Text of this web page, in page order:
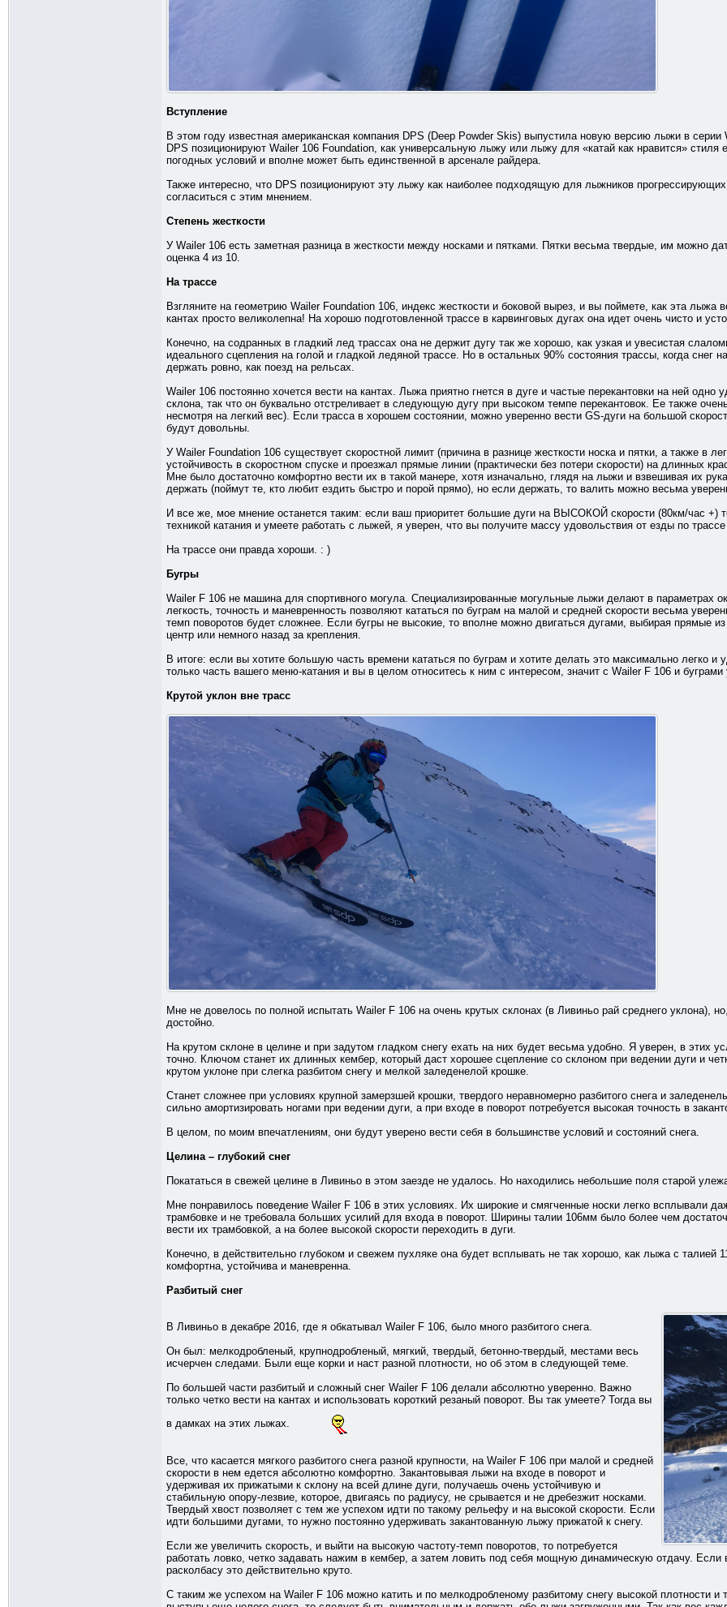
Вступление
В этом году известная американская компания DPS (Deep Powder Skis) выпустила новую версию лыжи в серии
DPS позиционируют Wailer 106 Foundation, как универсальную лыжу или лыжу для «катай как нравится»
погодных условий и вполне может быть единственной в арсенале райдера.
Также интересно, что DPS позиционируют эту лыжу как наиболее подходящую для лыжников
согласиться с этим мнением.
Степень жесткости
У Wailer 106 есть заметная разница в жесткости между носками и пятками. Пятки весьма твердые, им можно
оценка 4 из 10.
На трассе
Взгляните на геометрию Wailer Foundation 106, индекс жесткости и боковой вырез, и вы поймете, как эта
кантах просто великолепна! На хорошо подготовленной трассе в карвинговых дугах она идет очень чисто и
Конечно, на содранных в гладкий лед трассах она не держит дугу так же хорошо, как узкая и увесистая
идеального сцепления на голой и гладкой ледяной трассе. Но в остальных 90% состояния трассы, когда снег
держать ровно, как поезд на рельсах.
Wailer 106 постоянно хочется вести на кантах. Лыжа приятно гнется в дуге и частые перекантовки на ней
склона, так что он буквально отстреливает в следующую дугу при высоком темпе перекантовок. Ее также
несмотря на легкий вес). Если трасса в хорошем состоянии, можно уверенно вести GS-дуги на большой
будут довольны.
У Wailer Foundation 106 существует скоростной лимит (причина в разнице жесткости носка и пятки, а также в
устойчивость в скоростном спуске и проезжал прямые линии (практически без потери скорости) на длинных
Мне было достаточно комфортно вести их в такой манере, хотя изначально, глядя на лыжи и взвешивая их
держать (поймут те, кто любит ездить быстро и порой прямо), но если держать, то валить можно весьма
И все же, мое мнение останется таким: если ваш приоритет большие дуги на ВЫСОКОЙ скорости (80км/час
техникой катания и умеете работать с лыжей, я уверен, что вы получите массу удовольствия от езды по
На трассе они правда хороши. : )
Бугры
Wailer F 106 не машина для спортивного могула. Специализированные могульные лыжи делают в параметрах
легкость, точность и маневренность позволяют кататься по буграм на малой и средней скорости весьма
темп поворотов будет сложнее. Если бугры не высокие, то вполне можно двигаться дугами, выбирая прямые
центр или немного назад за крепления.
В итоге: если вы хотите большую часть времени кататься по буграм и хотите делать это максимально легко
только часть вашего меню-катания и вы в целом относитесь к ним с интересом, значит с Wailer F 106 и
Крутой уклон вне трасс
Мне не довелось по полной испытать Wailer F 106 на очень крутых склонах (в Ливиньо рай среднего уклона),
достойно.
На крутом склоне в целине и при задутом гладком снегу ехать на них будет весьма удобно. Я уверен, в этих
точно. Ключом станет их длинных кембер, который даст хорошее сцепление со склоном при ведении дуги и
крутом уклоне при слегка разбитом снегу и мелкой заледенелой крошке.
Станет сложнее при условиях крупной замерзшей крошки, твердого неравномерно разбитого снега и
сильно амортизировать ногами при ведении дуги, а при входе в поворот потребуется высокая точность в
В целом, по моим впечатлениям, они будут уверено вести себя в большинстве условий и состояний снега.
Целина – глубокий снег
Покататься в свежей целине в Ливиньо в этом заезде не удалось. Но находились небольшие поля старой
Мне понравилось поведение Wailer F 106 в этих условиях. Их широкие и смягченные носки легко всплывали
трамбовке и не требовала больших усилий для входа в поворот. Ширины талии 106мм было более чем
вести их трамбовкой, а на более высокой скорости переходить в дуги.
Конечно, в действительно глубоком и свежем пухляке она будет всплывать не так хорошо, как лыжа с талией
комфортна, устойчива и маневренна.
Разбитый снег
В Ливиньо в декабре 2016, где я обкатывал Wailer F 106, было много разбитого снега.
Он был: мелкодробленый, крупнодробленый, мягкий, твердый, бетонно-твердый, местами весь
исчерчен следами. Были еще корки и наст разной плотности, но об этом в следующей теме.
По большей части разбитый и сложный снег Wailer F 106 делали абсолютно уверенно. Важно
только четко вести на кантах и использовать короткий резаный поворот. Вы так умеете? Тогда вы
в дамках на этих лыжах.
Все, что касается мягкого разбитого снега разной крупности, на Wailer F 106 при малой и средней
скорости в нем едется абсолютно комфортно. Закантовывая лыжи на входе в поворот и
удерживая их прижатыми к склону на всей длине дуги, получаешь очень устойчивую и
стабильную опору-лезвие, которое, двигаясь по радиусу, не срывается и не дребезжит носками.
Твердый хвост позволяет с тем же успехом идти по такому рельефу и на высокой скорости. Если
идти большими дугами, то нужно постоянно удерживать закантованную лыжу прижатой к снегу.
Если же увеличить скорость, и выйти на высокую частоту-темп поворотов, то потребуется
работать ловко, четко задавать нажим в кембер, а затем ловить под себя мощную динамическую отдачу.
расколбасу это действительно круто.
С таким же успехом на Wailer F 106 можно катить и по мелкодробленому разбитому снегу высокой плотности